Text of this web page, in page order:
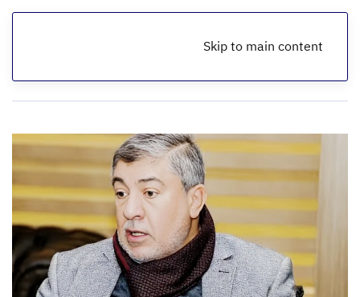
Skip to main content
الرئيسية